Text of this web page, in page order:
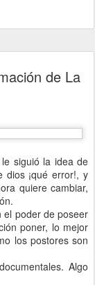
de La
siguió la idea de
dios ¡qué error!, y
quiere cambiar,
el poder de poseer
poner, lo mejor
los postores son
Algo